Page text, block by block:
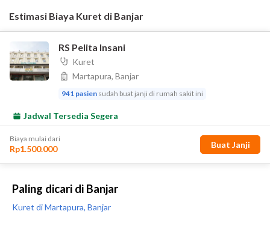
Paling dicari di Banjar
Kuret di Martapura, Banjar